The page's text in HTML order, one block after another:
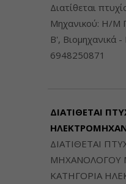
Διατίθεται
Μηχανικού: Η/Μ
Β', Βιομηχανικά -
6948250871
ΔΙΑΤΙΘΕΤΑΙ
ΔΙΑΤΙΘΕΤΑΙ
ΜΗΧΑΝΟΛΟΓΟΥ
ΚΑΤΗΓΟΡΙΑ